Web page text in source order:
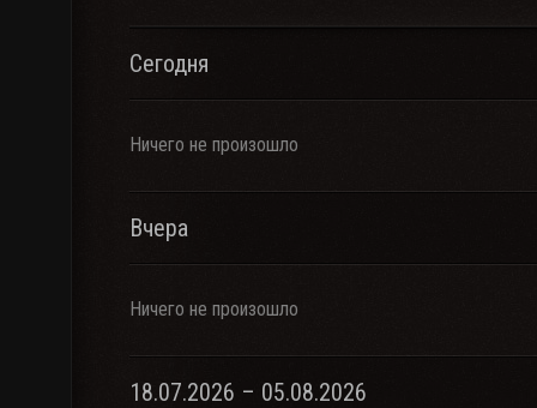
Сегодня
Ничего не произошло
Вчера
Ничего не произошло
18.07.2026 – 05.08.2026